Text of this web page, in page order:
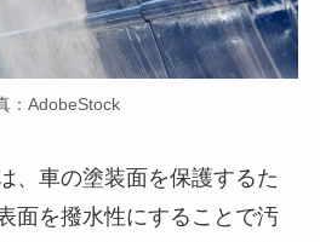
：AdobeStock
、車の塗装面を保護するた
面を撥水性にすることで汚